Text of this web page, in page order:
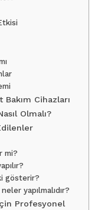
Bakım Cihazları
Olmalı?
mi?
gösterir?
yapılmalıdır?
Profesyonel